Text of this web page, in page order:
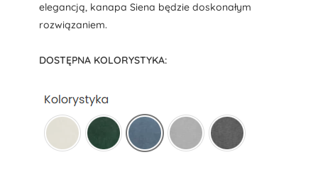
elegancją, kanapa Siena będzie doskonałym
rozwiązaniem.
DOSTĘPNA KOLORYSTYKA: